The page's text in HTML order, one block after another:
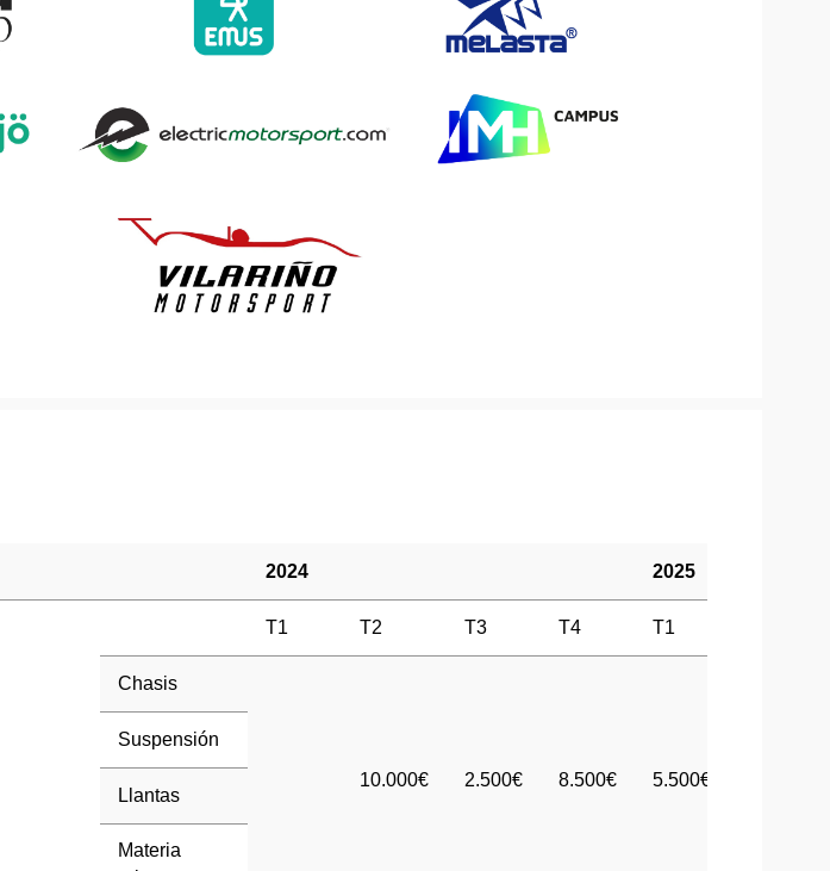
2024 2025
T1 T2 T3 T4 T1
Chasis
10.000€ 2.500€ 8.500€ 5.500€
Suspensión
Llantas
Materia